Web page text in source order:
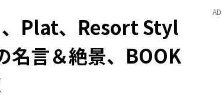
、Plat、Resort Styl
名言＆絶景、BOOK
AD